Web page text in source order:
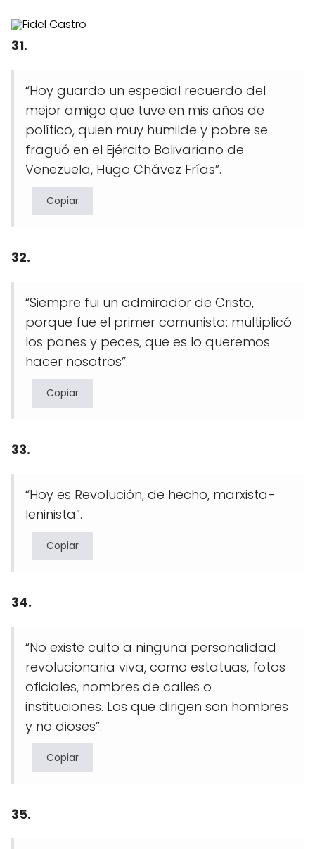
31.
“Hoy guardo un especial recuerdo del
mejor amigo que tuve en mis años de
político, quien muy humilde y pobre se
fraguó en el Ejército Bolivariano de
Venezuela, Hugo Chávez Frías”.
Copiar
32.
“Siempre fui un admirador de Cristo,
porque fue el primer comunista: multiplicó
los panes y peces, que es lo queremos
hacer nosotros”.
Copiar
33.
“Hoy es Revolución, de hecho, marxista-
leninista”.
Copiar
34.
“No existe culto a ninguna personalidad
revolucionaria viva, como estatuas, fotos
oficiales, nombres de calles o
instituciones. Los que dirigen son hombres
y no dioses”.
Copiar
35.